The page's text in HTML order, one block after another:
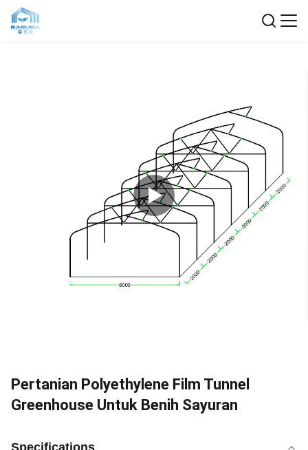
Pertanian Polyethylene Film Tunnel
Greenhouse Untuk Benih Sayuran
Specifications